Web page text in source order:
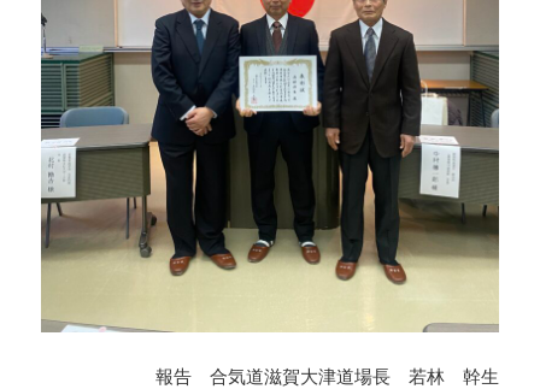
報告 合気道滋賀大津道場長 若林 幹生